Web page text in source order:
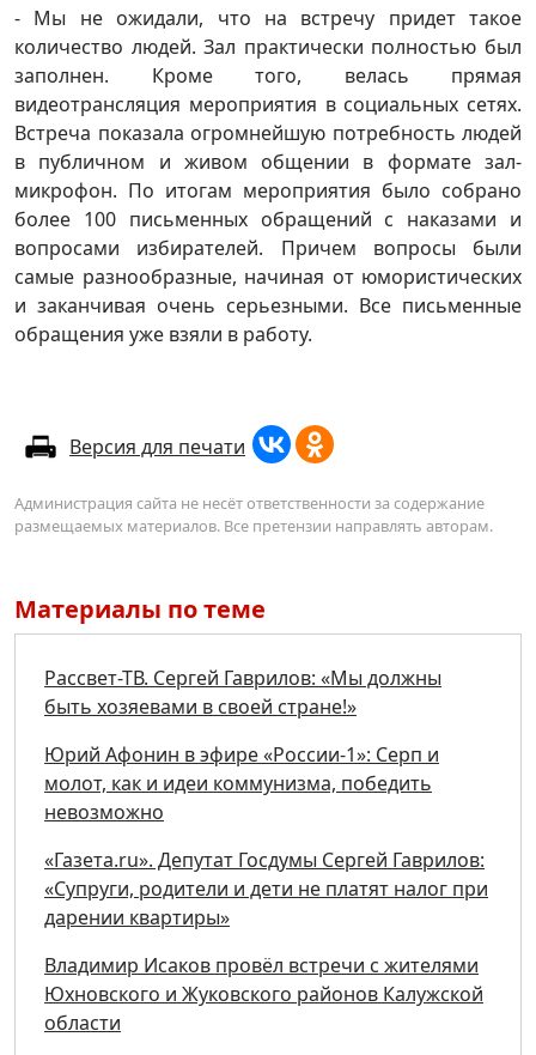
- Мы не ожидали, что на встречу придет такое
количество людей. Зал практически полностью был
заполнен. Кроме того, велась прямая
видеотрансляция мероприятия в социальных сетях.
Встреча показала огромнейшую потребность людей
в публичном и живом общении в формате зал-
микрофон. По итогам мероприятия было собрано
более 100 письменных обращений с наказами и
вопросами избирателей. Причем вопросы были
самые разнообразные, начиная от юмористических
и заканчивая очень серьезными. Все письменные
обращения уже взяли в работу.
Версия для печати
Администрация сайта не несёт ответственности за содержание
размещаемых материалов. Все претензии направлять авторам.
Материалы по теме
Рассвет-ТВ. Сергей Гаврилов: «Мы должны
быть хозяевами в своей стране!»
Юрий Афонин в эфире «России-1»: Серп и
молот, как и идеи коммунизма, победить
невозможно
«Газета.ru». Депутат Госдумы Сергей Гаврилов:
«Супруги, родители и дети не платят налог при
дарении квартиры»
Владимир Исаков провёл встречи с жителями
Юхновского и Жуковского районов Калужской
области